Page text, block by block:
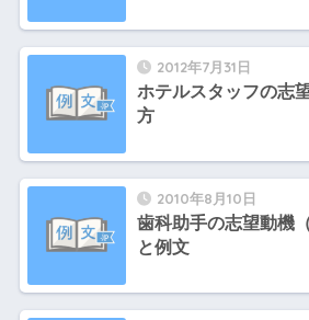
2012年7月31日
ホテルスタッフの志
方
2010年8月10日
歯科助手の志望動機
と例文